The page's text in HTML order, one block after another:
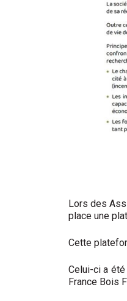
Lors des
place une
Cette
Celui-ci a
France Bois